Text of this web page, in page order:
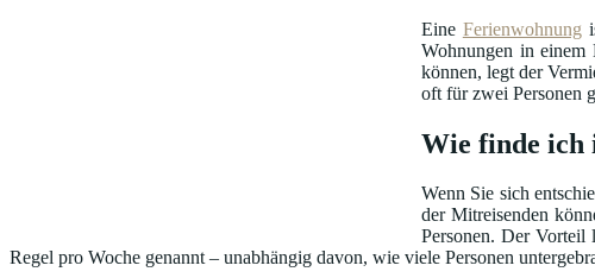
Eine Ferienwohnung
Wohnungen in
können, legt der
oft für zwei Personen
Wie finde ich
Wenn Sie sich
der Mitreisenden
Personen. Der Vorteil
Regel pro Woche genannt – unabhängig davon, wie viele Personen